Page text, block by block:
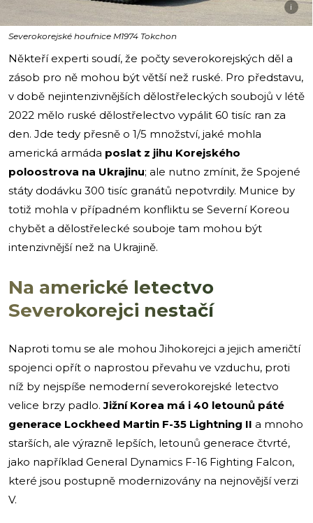
i
Severokorejské houfnice M1974 Tokchon
Někteří experti soudí, že počty severokorejských děl a
zásob pro ně mohou být větší než ruské. Pro představu,
v době nejintenzivnějších dělostřeleckých soubojů v létě
2022 mělo ruské dělostřelectvo vypálit 60 tisíc ran za
den. Jde tedy přesně o 1/5 množství, jaké mohla
americká armáda poslat z jihu Korejského
poloostrova na Ukrajinu; ale nutno zmínit, že Spojené
státy dodávku 300 tisíc granátů nepotvrdily. Munice by
totiž mohla v případném konfliktu se Severní Koreou
chybět a dělostřelecké souboje tam mohou být
intenzivnější než na Ukrajině.
Na americké letectvo
Severokorejci nestačí
Naproti tomu se ale mohou Jihokorejci a jejich američtí
spojenci opřít o naprostou převahu ve vzduchu, proti
níž by nejspíše nemoderní severokorejské letectvo
velice brzy padlo.Jižní Korea má i 40 letounů páté
generace Lockheed Martin F-35 Lightning II a mnoho
starších, ale výrazně lepších, letounů generace čtvrté,
jako například General Dynamics F-16 Fighting Falcon,
které jsou postupně modernizovány na nejnovější verzi
V.